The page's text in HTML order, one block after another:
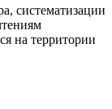
систематизации
на территории